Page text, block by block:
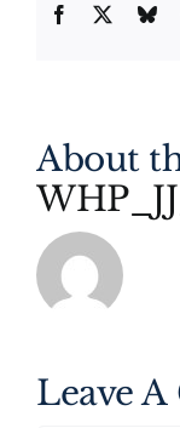
Facebook
About
Leave